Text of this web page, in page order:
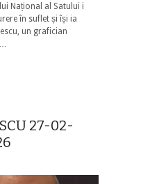
Național al Satului i
în suflet și își ia
un grafician
27-02-